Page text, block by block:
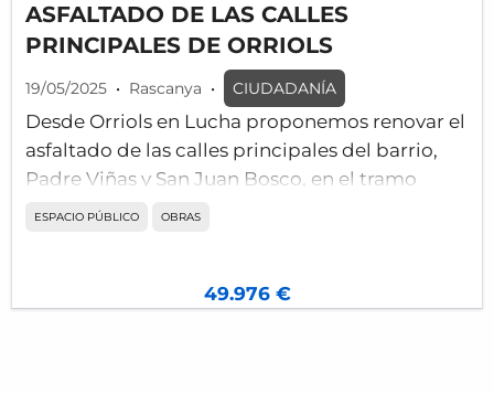
ASFALTADO DE LAS CALLES
PRINCIPALES DE ORRIOLS
19/05/2025 • Rascanya • CIUDADANÍA
Desde Orriols en Lucha proponemos renovar el
asfaltado de las calles principales del barrio,
Padre Viñas y San Juan Bosco, en el tramo
entre Duque de Mandas y San Juan de la Peña.
mayor tráfico, y por donde circula el autobús,
está más deteriorada que el resto por el uso y el
ESPACIO PÚBLICO OBRAS
49.976 €